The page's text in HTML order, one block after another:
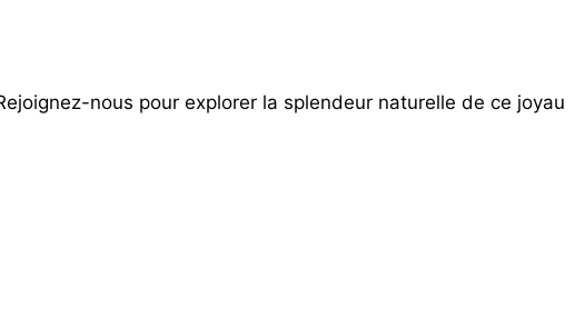
nous pour explorer la splendeur naturelle de ce joyau